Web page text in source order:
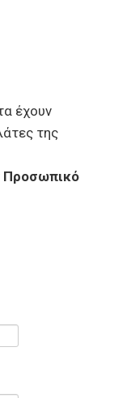
έχουν
της
Προσωπικό